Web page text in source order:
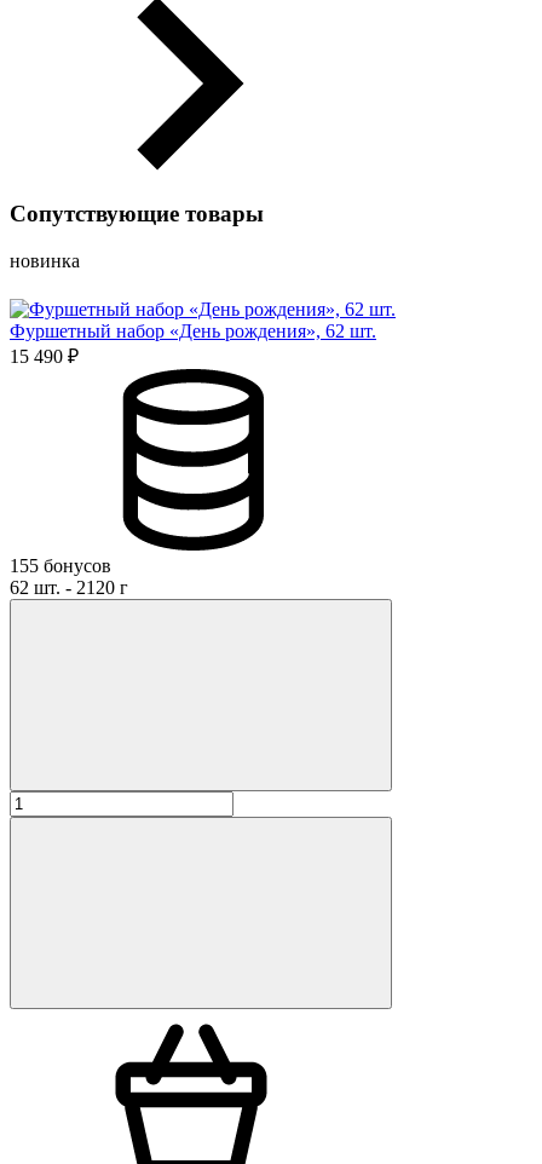
Сопутствующие товары
новинка
Фуршетный набор «День рождения», 62 шт.
15 490 ₽
155 бонусов
62 шт. - 2120 г